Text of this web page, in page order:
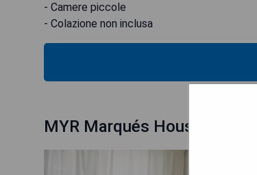
- Camere piccole
- Colazione non inclusa
MYR Marqués House